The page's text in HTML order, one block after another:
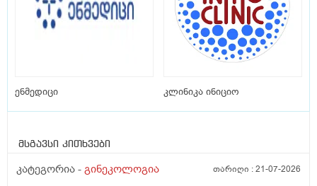
ენმედიცი კლინიკა ინიციო
მსგავსი კითხვები
კატეგორია - გინეკოლოგია თარიღი :21-07-2026